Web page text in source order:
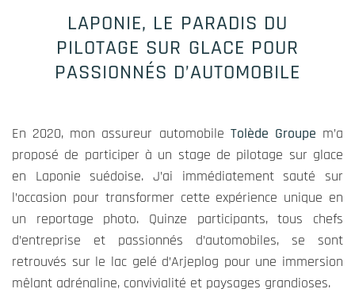
LAPONIE, LE PARADIS DU
PILOTAGE SUR GLACE POUR
PASSIONNÉS D’AUTOMOBILE
En 2020, mon assureur automobile Tolède Groupe m’a
proposé de participer à un stage de pilotage sur glace
en Laponie suédoise. J’ai immédiatement sauté sur
l’occasion pour transformer cette expérience unique en
un reportage photo. Quinze participants, tous chefs
d’entreprise et passionnés d’automobiles, se sont
retrouvés sur le lac gelé d’Arjeplog pour une immersion
mêlant adrénaline, convivialité et paysages grandioses.
Obligatoire
Ces cookies
ne sont pas
optionnels
et